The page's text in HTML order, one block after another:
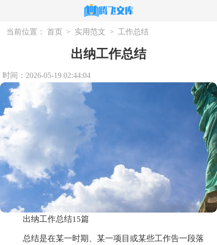
当前位置： 首页 > 实用范文 > 工作总结
出纳工作总结
时间：2026-05-19 02:44:04
出纳工作总结15篇
总结是在某一时期、某一项目或某些工作告一段落